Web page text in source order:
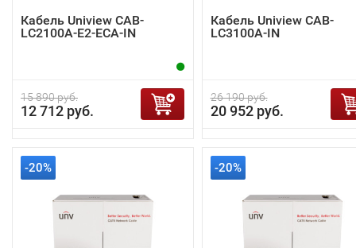
Кабель Uniview CAB-
LC2100A-E2-ECA-IN
15 890 руб.
12 712 руб.
Кабель Uniview CAB-
LC3100A-IN
26 190 руб.
20 952 руб.
-20% -20%